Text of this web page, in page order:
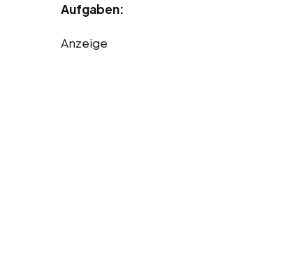
Aufgaben:
Anzeige